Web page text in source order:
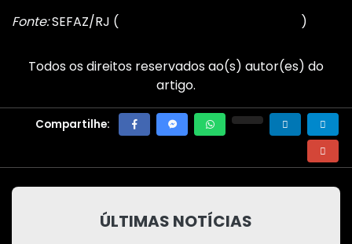
Fonte:SEFAZ/RJ ( )
Todos os direitos reservados ao(s) autor(es) do
artigo.
Compartilhe:
ÚLTIMAS NOTÍCIAS